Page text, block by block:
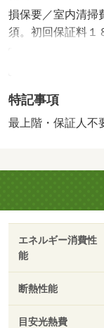
損保要／室内清掃
須。初回保証料１
１％＋８００円
退去費用実費精
ーリング／室内洗
ベーター／駐輪場
可／ネット使用料
徒歩１０分以内
金不要／保証会
ーマート（コンビ
稚園・保育園）
ニ）まで８５３
ニ）まで８３２ｍ
特記事項
最上階・保証人不
エネルギー消費性
能
断熱性能
目安光熱費